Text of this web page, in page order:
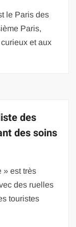
le Paris des
Paris,
et aux
des
des soins
» est très
des ruelles
touristes